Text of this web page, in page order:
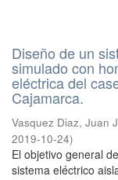
Diseño de un
simulado con
eléctrica del
Cajamarca.
Vasquez Diaz, Juan
2019-10-24)
El objetivo general
sistema eléctrico